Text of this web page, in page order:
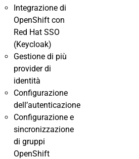
Integrazione di
OpenShift con
Red Hat SSO
(Keycloak)
Gestione di più
provider di
identità
Configurazione
dell’autenticazione
Configurazione e
sincronizzazione
di gruppi
OpenShift